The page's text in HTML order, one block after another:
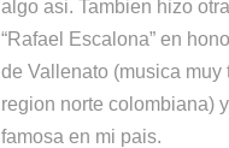
algo asi. Tambien hizo
“Rafael Escalona” en
de Vallenato (musica muy
region norte colombiana)
famosa en mi pais.